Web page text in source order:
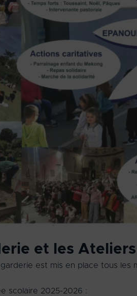
et les
est mis en place tous les
scolaire 2025-2026 :